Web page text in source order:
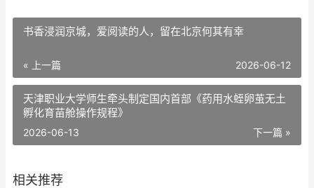
书香浸润京城，爱阅读的人，留在北京何其有幸
« 上一篇 2026-06-12
天津职业大学师生牵头制定国内首部《药用水蛭卵茧无土
孵化育苗舱操作规程》
下一篇 »
2026-06-13
相关推荐